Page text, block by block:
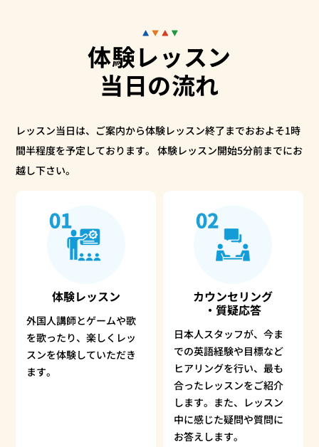
体験レッスン
当日の流れ
レッスン当日は、ご案内から体験レッスン終了までおおよそ1時
間半程度を予定しております。
体験レッスン開始5分前までにお
越し下さい。
体験レッスン
外国人講師とゲームや歌
を歌ったり、楽しくレッ
スンを体験していただき
ます。
カウンセリング
・質疑応答
日本人スタッフが、今ま
での英語経験や目標など
ヒアリングを行い、最も
合ったレッスンをご紹介
します。また、レッスン
中に感じた疑問や質問に
お答えします。